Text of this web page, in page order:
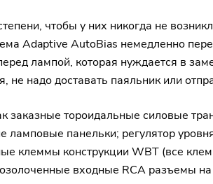
чтобы у них никогда не
Adaptive AutoBias немедленно
лампой, которая нуждается в
надо доставать паяльник или
заказные тороидальные силовые
панельки; регулятор
клеммы конструкции WBT (все
входные RCA разъемы